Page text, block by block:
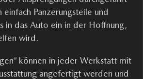
einfach Panzerungsteile und
in das Auto ein in der Hoffnung,
wird.
können in jeder Werkstatt mit
angefertigt werden und